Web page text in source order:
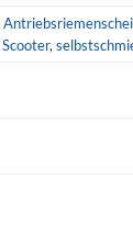
Scooter,